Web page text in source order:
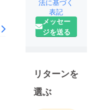
表記
メッセー
ジを送る
リターンを
選ぶ